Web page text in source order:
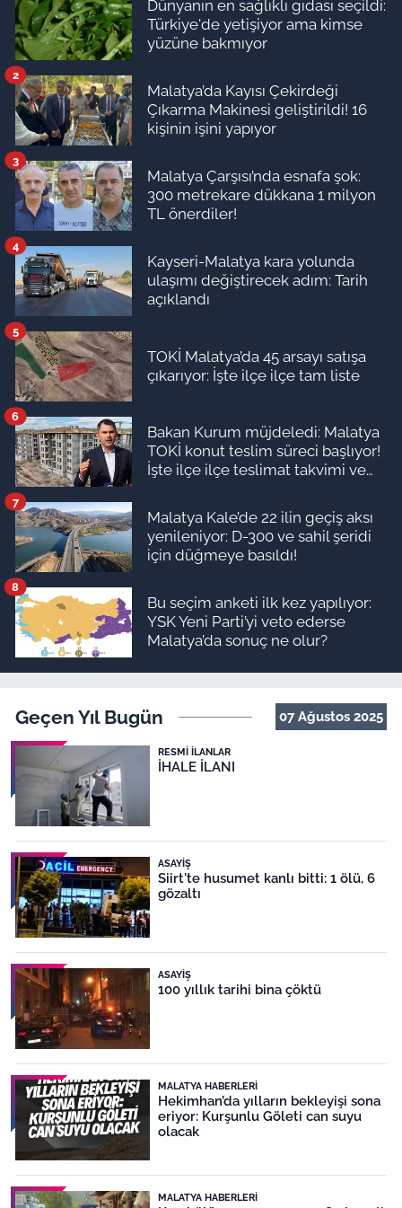
Dünyanın en sağlıklı gıdası seçildi:
Türkiye'de yetişiyor ama kimse
yüzüne bakmıyor
Malatya’da Kayısı Çekirdeği
Çıkarma Makinesi geliştirildi! 16
kişinin işini yapıyor
2
Malatya Çarşısı’nda esnafa şok:
300 metrekare dükkana 1 milyon
TL önerdiler!
3
Kayseri-Malatya kara yolunda
ulaşımı değiştirecek adım: Tarih
açıklandı
4
TOKİ Malatya’da 45 arsayı satışa
çıkarıyor: İşte ilçe ilçe tam liste
5
Bakan Kurum müjdeledi: Malatya
TOKİ konut teslim süreci başlıyor!
İşte ilçe ilçe teslimat takvimi ve
6
Malatya Kale’de 22 ilin geçiş aksı
yenileniyor: D-300 ve sahil şeridi
için düğmeye basıldı!
7
Bu seçim anketi ilk kez yapılıyor:
YSK Yeni Parti’yi veto ederse
Malatya’da sonuç ne olur?
8
Geçen Yıl Bugün 07 Ağustos 2025
RESMI İLANLAR
İHALE İLANI
ASAYIŞ
Siirt'te husumet kanlı bitti: 1 ölü, 6
gözaltı
ASAYIŞ
100 yıllık tarihi bina çöktü
MALATYA HABERLERI
Hekimhan’da yılların bekleyişi sona
eriyor: Kurşunlu Göleti can suyu
olacak
MALATYA HABERLERI